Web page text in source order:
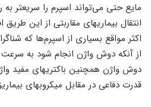
مایع حتی می‌تواند اسپرم را سریعتر
انتقال بیماریهای مقاربتی از این
اکثر مواقع بسیاری از اسپرم‌ها که
از آنکه دوش واژن انجام شود به سرعت
دوش واژن همچنین باکتریهای مفید
قدرت دفاعی در مقابل میکروبهای